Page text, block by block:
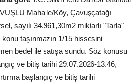
Mahalle/Köy, Çavuşçatağı
sayılı 34.961,30m2 miktarlı "Tarla"
konu taşınmazın 1/15 hissesini
bedel ile satışa sundu. Söz konusu
ve bitiş tarihi 29.07.2026-13.46,
başlangıç ve bitiş tarihi